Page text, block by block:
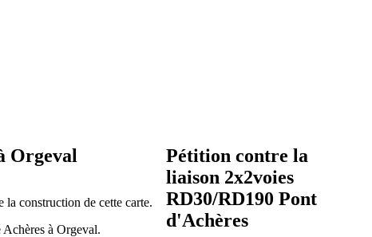
Orgeval
la construction de cette carte.
Achères à Orgeval.
Pétition contre la
liaison 2x2voies
RD30/RD190 Pont
d'Achères